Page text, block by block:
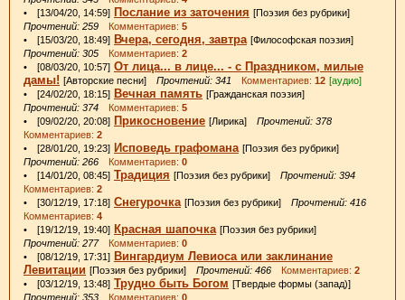
• [13/04/20, 14:59] Послание из заточения [Поэзия без рубрики]
Прочтений: 259 Комментариев: 5
• [15/03/20, 18:49] Вчера, сегодня, завтра [Философская поэзия]
Прочтений: 305 Комментариев: 2
• [08/03/20, 10:57] От лица... в лице... - с Праздником, милые
дамы! [Авторские песни] Прочтений: 341 Комментариев: 12 [аудио]
• [24/02/20, 18:15] Вечная память [Гражданская поэзия]
Прочтений: 374 Комментариев: 5
• [09/02/20, 20:08] Прикосновение [Лирика] Прочтений: 378
Комментариев: 2
• [28/01/20, 19:23] Исповедь графомана [Поэзия без рубрики]
Прочтений: 266 Комментариев: 0
• [14/01/20, 08:45] Традиция [Поэзия без рубрики] Прочтений: 394
Комментариев: 2
• [30/12/19, 17:18] Снегурочка [Поэзия без рубрики] Прочтений: 416
Комментариев: 4
• [19/12/19, 19:40] Красная шапочка [Поэзия без рубрики]
Прочтений: 277Комментариев: 0
• [08/12/19, 17:31] Вингардиум Левиоса или заклинание
Левитации [Поэзия без рубрики] Прочтений: 466 Комментариев: 2
• [03/12/19, 13:48] Трудно быть Богом [Твердые формы (запад)]
Прочтений: 353 Комментариев: 0